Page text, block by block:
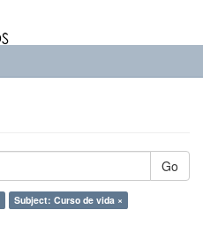
Go
Subject: Curso de vida ×